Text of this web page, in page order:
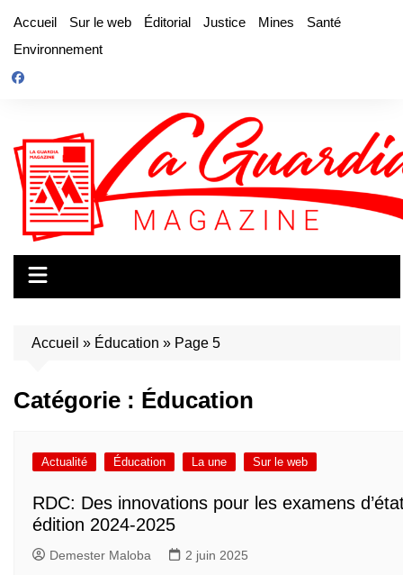
contenu
Accueil Sur le web Éditorial Justice Mines
Santé
Environnement
Accueil » Éducation » Page 5
Catégorie : Éducation
Actualité Éducation La une Sur le web
RDC: Des innovations pour les examens
édition 2024-2025
Demester Maloba 2 juin 2025